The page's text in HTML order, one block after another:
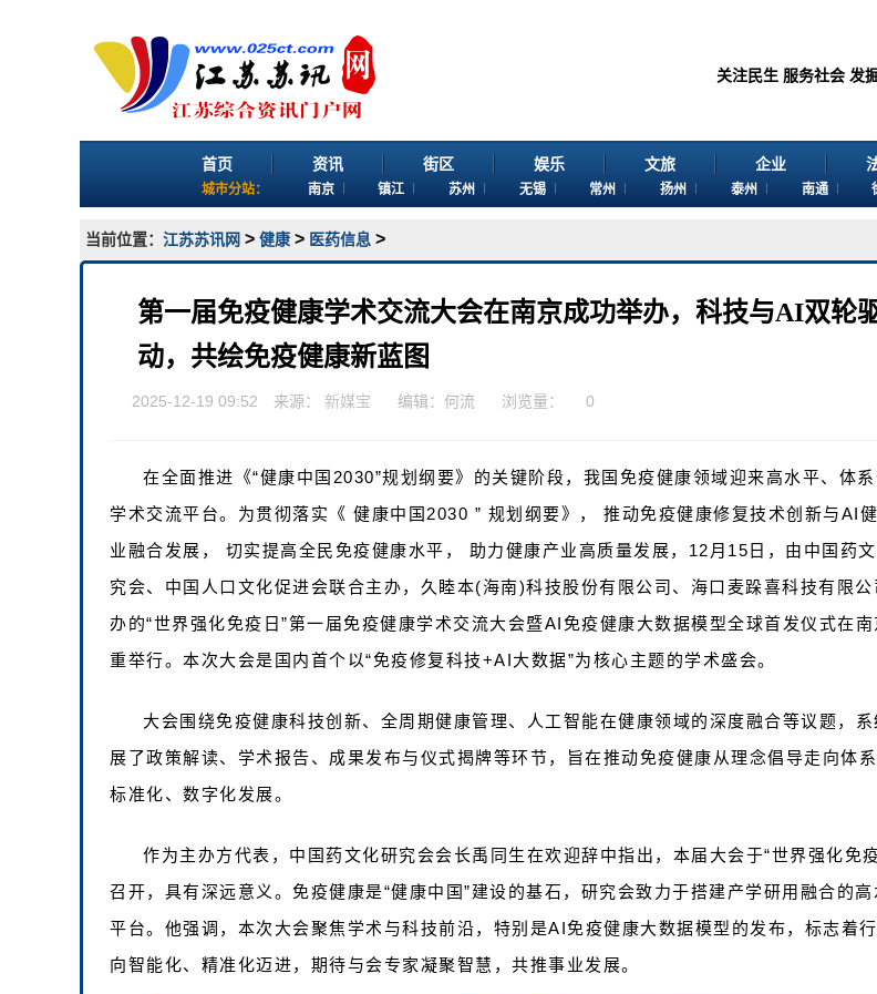
关注民生 服务社会 发掘真相
首页 资讯 街区 娱乐 文旅 企业
城市分站： 南京 镇江 苏州 无锡 常州 扬州 泰州 南通
当前位置： 江苏苏讯网 > 健康 > 医药信息 >
第一届免疫健康学术交流大会在南京成功举办，科技与AI双轮
动，共绘免疫健康新蓝图
2025-12-19 09:52 来源： 新媒宝 编辑：何流 浏览量： 0
在全面推进《“健康中国2030”规划纲要》的关键阶段，我国免疫健康领域迎来高水平、体系
学术交流平台。为贯彻落实《 健康中国2030 ” 规划纲要》， 推动免疫健康修复技术创新与AI
业融合发展， 切实提高全民免疫健康水平， 助力健康产业高质量发展，12月15日，由中国药
究会、中国人口文化促进会联合主办，久睦本(海南)科技股份有限公司、海口麦跺喜科技有限公
办的“世界强化免疫日”第一届免疫健康学术交流大会暨AI免疫健康大数据模型全球首发仪式在南
重举行。本次大会是国内首个以“免疫修复科技+AI大数据”为核心主题的学术盛会。
大会围绕免疫健康科技创新、全周期健康管理、人工智能在健康领域的深度融合等议题，系
展了政策解读、学术报告、成果发布与仪式揭牌等环节，旨在推动免疫健康从理念倡导走向体系
标准化、数字化发展。
作为主办方代表，中国药文化研究会会长禹同生在欢迎辞中指出，本届大会于“世界强化免
召开，具有深远意义。免疫健康是“健康中国”建设的基石，研究会致力于搭建产学研用融合的高
平台。他强调，本次大会聚焦学术与科技前沿，特别是AI免疫健康大数据模型的发布，标志着
向智能化、精准化迈进，期待与会专家凝聚智慧，共推事业发展。